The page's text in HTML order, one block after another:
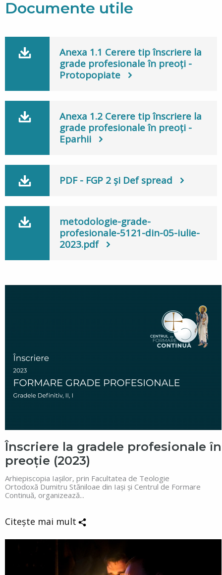
Documente utile
Anexa 1.1 Cerere tip înscriere la
grade profesionale în preoți -
Protopopiate
Anexa 1.2 Cerere tip înscriere la
grade profesionale în preoți -
Eparhii
PDF - FGP 2 și Def spread
metodologie-grade-
profesionale-5121-din-05-iulie-
2023.pdf
Înscriere la gradele profesionale în
preoție (2023)
Arhiepiscopia Iașilor, prin Facultatea de Teologie
Ortodoxă Dumitru Stăniloae din Iași și Centrul de Formare
Continuă, organizează...
Citește mai mult